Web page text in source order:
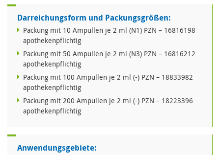
Darreichungsform und Packungsgrößen:
Packung mit 10 Ampullen je 2 ml (N1) PZN – 16816198
apothekenpflichtig
Packung mit 50 Ampullen je 2 ml (N3) PZN – 16816212
apothekenpflichtig
Packung mit 100 Ampullen je 2 ml (-) PZN – 18833982
apothekenpflichtig
Packung mit 200 Ampullen je 2 ml (-) PZN – 18223396
apothekenpflichtig
Anwendungsgebiete: